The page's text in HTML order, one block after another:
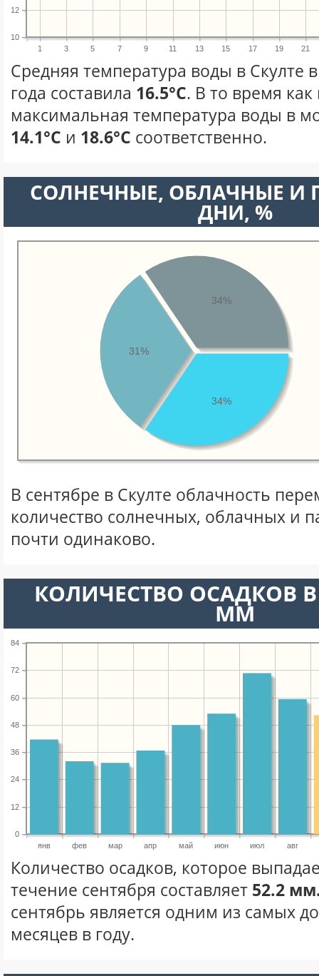
1 3 5 7 9 11 13 15 17 19 21
10
12
Средняя температура воды в Скулте
года составила 16.5°C. В то время
максимальная температура воды в
14.1°C и 18.6°C соответственно.
CОЛНЕЧНЫЕ, ОБЛАЧНЫЕ И
ДНИ, %
34%
31%
34%
В сентябре в Скулте облачность
количество солнечных, облачных и
почти одинаково.
КОЛИЧЕСТВО ОСАДКОВ В
ММ
янв фев мар апр май июн июл авг
0
12
24
36
48
60
72
84
Количество осадков, которое
течение сентября составляет 52.2
сентябрь является одним из самых
месяцев в году.